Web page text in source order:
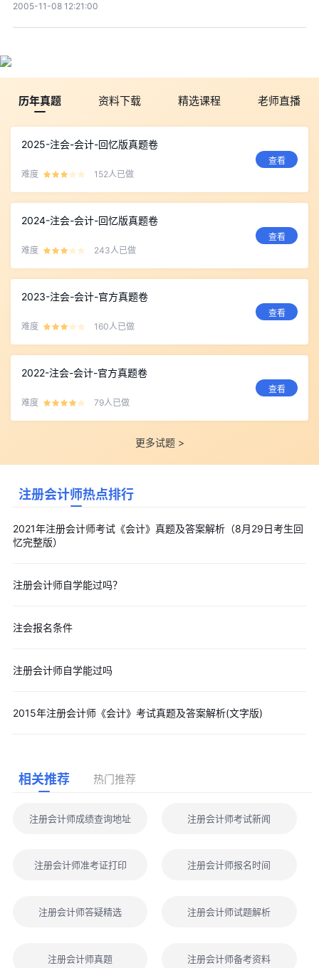
2005-11-08 12:21:00
历年真题 资料下载 精选课程 老师直播
2025-注会-会计-回忆版真题卷
难度 152人已做
查看
2024-注会-会计-回忆版真题卷
难度 243人已做
查看
2023-注会-会计-官方真题卷
难度 160人已做
查看
2022-注会-会计-官方真题卷
难度 79人已做
查看
更多试题 >
注册会计师热点排行
2021年注册会计师考试《会计》真题及答案解析（8月29日考生回
忆完整版）
注册会计师自学能过吗？
注会报名条件
注册会计师自学能过吗
2015年注册会计师《会计》考试真题及答案解析(文字版)
相关推荐 热门推荐
注册会计师成绩查询地址 注册会计师考试新闻
注册会计师准考证打印 注册会计师报名时间
注册会计师答疑精选 注册会计师试题解析
注册会计师真题 注册会计师备考资料